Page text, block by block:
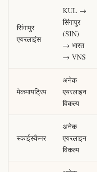
सिंगापुर
एयरलाइंस
KUL →
सिंगापुर
(SIN)
→ भारत
→ VNS
मेकमायट्रिप
अनेक
एयरलाइन
विकल्प
स्काईस्कैनर
अनेक
एयरलाइन
विकल्प